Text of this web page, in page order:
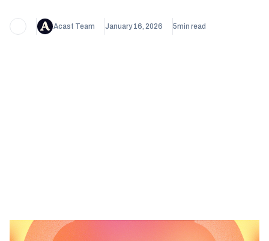
Acast Team January 16, 2026 5min read